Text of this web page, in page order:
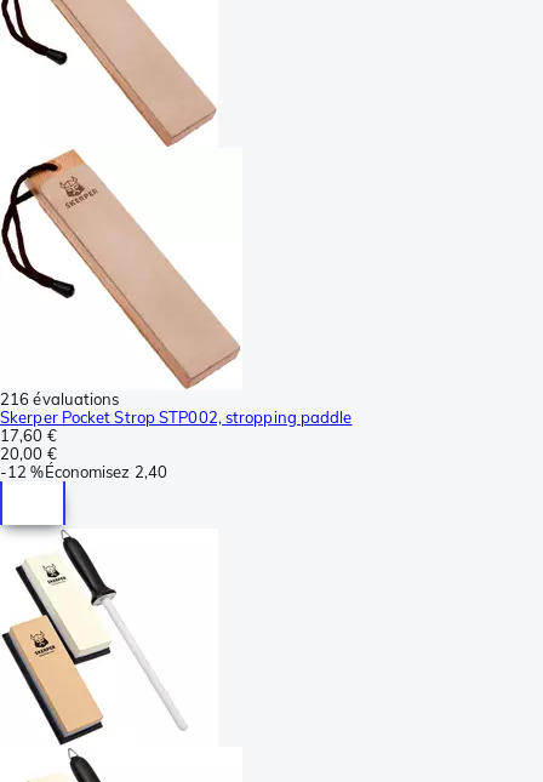
216 évaluations
Skerper Pocket Strop STP002, stropping paddle
17,60 €
20,00 €
-12 %Économisez 2,40